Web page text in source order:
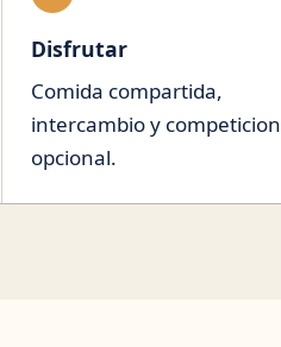
Disfrutar
Comida compartida,
intercambio y competicion
opcional.